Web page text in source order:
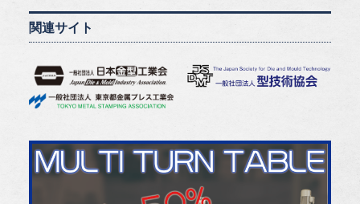
関連サイト